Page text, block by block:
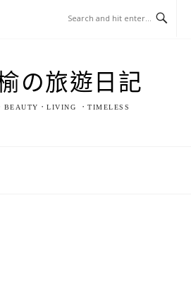
の旅遊日記
BEAUTY．LIVING ．TIMELESS